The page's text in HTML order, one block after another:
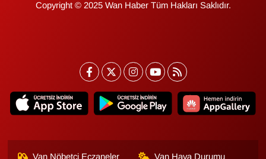
Copyright © 2025 Wan Haber Tüm Hakları Saklıdır.
Van Nöbetçi Eczaneler Van Hava Durumu
RÖPORTAJ
SAĞLIK
Seri İlan